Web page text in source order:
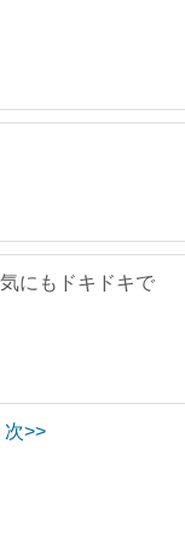
にもドキドキで
次>>